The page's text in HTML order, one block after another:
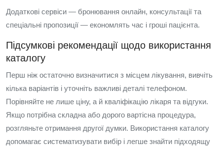
Додаткові сервіси — бронювання онлайн, консультації та
спеціальні пропозиції — економлять час і гроші пацієнта.
Підсумкові рекомендації щодо використання
каталогу
Перш ніж остаточно визначитися з місцем лікування, вивчіть
кілька варіантів і уточніть важливі деталі телефоном.
Порівняйте не лише ціну, а й кваліфікацію лікаря та відгуки.
Якщо потрібна складна або дорого вартісна процедура,
розгляньте отримання другої думки. Використання каталогу
допомагає систематизувати вибір і легше знайти підходящу